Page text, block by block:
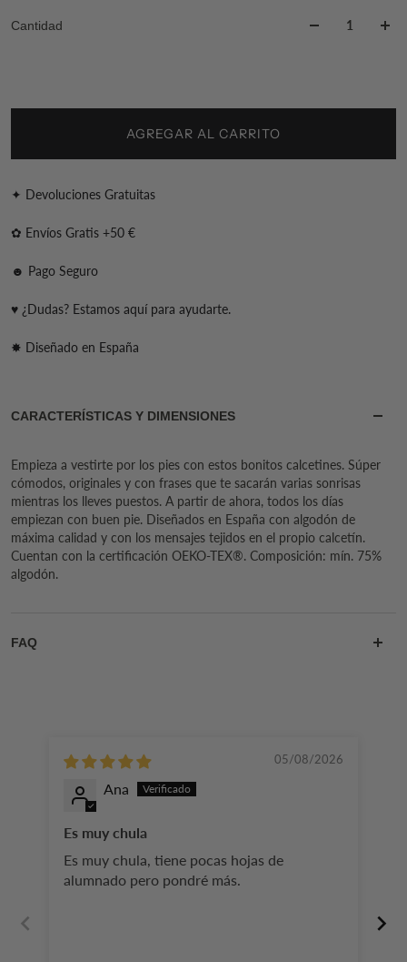
Cantidad
AGREGAR AL CARRITO
✦ Devoluciones Gratuitas
✿ Envíos Gratis +50 €
☻ Pago Seguro
♥ ¿Dudas? Estamos aquí para ayudarte.
✸ Diseñado en España
CARACTERÍSTICAS Y DIMENSIONES
Empieza a vestirte por los pies con estos bonitos calcetines. Súper
cómodos, originales y con frases que te sacarán varias sonrisas
mientras los lleves puestos. A partir de ahora, todos los días
empiezan con buen pie. Diseñados en España con algodón de
máxima calidad y con los mensajes tejidos en el propio calcetín.
Cuentan con la certificación OEKO-TEX®. Composición: mín. 75%
algodón.
FAQ
05/08/2026
Ana
Es muy chula
Es muy chula, tiene pocas hojas de
alumnado pero pondré más.